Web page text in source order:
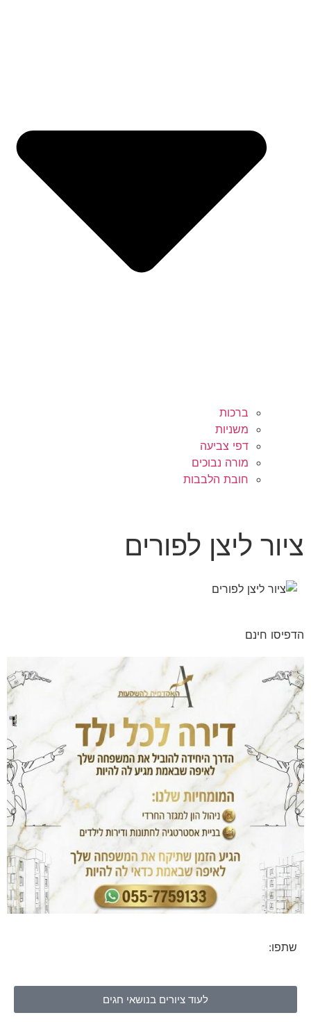
ברכות
משניות
דפי צביעה
מורה נבוכים
חובת הלבבות
ציור ליצן לפורים
הדפיסו חינם
שתפו:
לעוד ציורים בנושאי חגים